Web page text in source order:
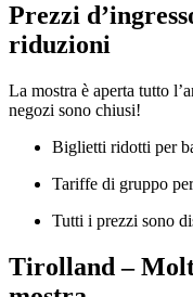
Prezzi
riduzioni
La mostra è aperta tutto
negozi sono chiusi!
Biglietti ridotti per
Tariffe di gruppo
Tutti i prezzi sono
Tirolland –